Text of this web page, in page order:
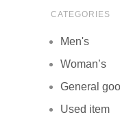
CATEGORIES
Men's
Woman’s
General
Used item